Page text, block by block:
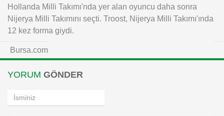
Hollanda Milli Takımı'nda yer alan oyuncu daha sonra
Nijerya Milli Takımını seçti. Troost, Nijerya Milli Takımı'ında
12 kez forma giydi.
Bursa.com
YORUM GÖNDER